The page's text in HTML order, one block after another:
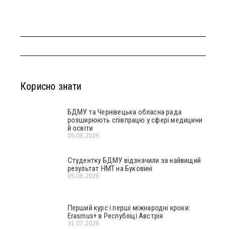
Корисно знати
БДМУ та Чернівецька обласна рада
розширюють співпрацю у сфері медицини
й освіти
05.08.2026
Студентку БДМУ відзначили за найвищий
результат НМТ на Буковині
05.08.2026
Перший курс і перші міжнародні кроки:
Erasmus+ в Республіці Австрія
31.07.2026